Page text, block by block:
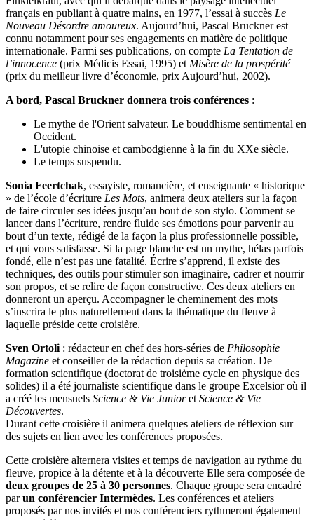
français en publiant à quatre mains, en 1977, l’essai à succès Le
Nouveau Désordre amoureux. Aujourd’hui, Pascal Bruckner est
connu notamment pour ses engagements en matière de politique
internationale. Parmi ses publications, on compte La Tentation de
l’innocence (prix Médicis Essai, 1995) et Misère de la prospérité
(prix du meilleur livre d’économie, prix Aujourd’hui, 2002).
A bord, Pascal Bruckner donnera trois conférences :
Le mythe de l'Orient salvateur. Le bouddhisme sentimental en
Occident.
L'utopie chinoise et cambodgienne à la fin du XXe siècle.
Le temps suspendu.
Sonia Feertchak, essayiste, romancière, et enseignante « historique
» de l’école d’écriture Les Mots, animera deux ateliers sur la façon
de faire circuler ses idées jusqu’au bout de son stylo. Comment se
lancer dans l’écriture, rendre fluide ses émotions pour parvenir au
bout d’un texte, rédigé de la façon la plus professionnelle possible,
et qui vous satisfasse. Si la page blanche est un mythe, hélas parfois
fondé, elle n’est pas une fatalité. Écrire s’apprend, il existe des
techniques, des outils pour stimuler son imaginaire, cadrer et nourrir
son propos, et se relire de façon constructive. Ces deux ateliers en
donneront un aperçu. Accompagner le cheminement des mots
s’inscrira le plus naturellement dans la thématique du fleuve à
laquelle préside cette croisière.
Sven Ortoli : rédacteur en chef des hors-séries de Philosophie
Magazine et conseiller de la rédaction depuis sa création. De
formation scientifique (doctorat de troisième cycle en physique des
solides) il a été journaliste scientifique dans le groupe Excelsior où il
a créé les mensuels Science & Vie Junioret Science & Vie
Découvertes.
Durant cette croisière il animera quelques ateliers de réflexion sur
des sujets en lien avec les conférences proposées.
Cette croisière alternera visites et temps de navigation au rythme du
fleuve, propice à la détente et à la découverte Elle sera composée de
deux groupes de 25 à 30 personnes. Chaque groupe sera encadré
parun conférencier Intermèdes. Les conférences et ateliers
proposés par nos invités et nos conférenciers rythmeront également